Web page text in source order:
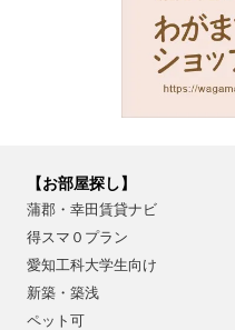
【お部屋探し】
蒲郡・幸田賃貸ナビ
得スマ０プラン
愛知工科大学生向け
新築・築浅
ペット可